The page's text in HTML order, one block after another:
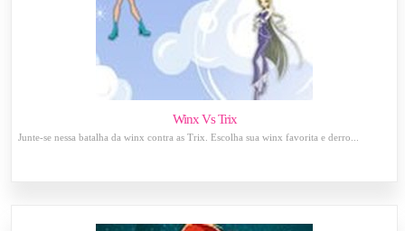
Winx Vs Trix
Junte-se nessa batalha da winx contra as Trix. Escolha sua winx favorita e derro...